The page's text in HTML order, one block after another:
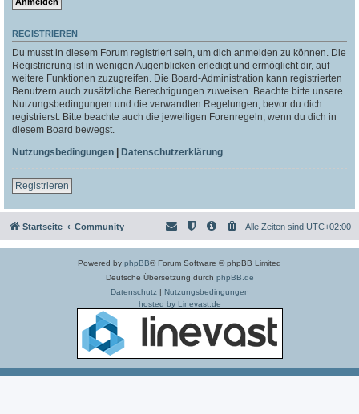
REGISTRIEREN
Du musst in diesem Forum registriert sein, um dich anmelden zu können. Die
Registrierung ist in wenigen Augenblicken erledigt und ermöglicht dir, auf
weitere Funktionen zuzugreifen. Die Board-Administration kann registrierten
Benutzern auch zusätzliche Berechtigungen zuweisen. Beachte bitte unsere
Nutzungsbedingungen und die verwandten Regelungen, bevor du dich
registrierst. Bitte beachte auch die jeweiligen Forenregeln, wenn du dich in
diesem Board bewegst.
Nutzungsbedingungen | Datenschutzerklärung
Registrieren
Startseite Community Alle Zeiten sind UTC+02:00
Powered by phpBB® Forum Software © phpBB Limited
Deutsche Übersetzung durch phpBB.de
Datenschutz| Nutzungsbedingungen
hosted by Linevast.de